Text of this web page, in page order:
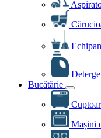
Bucătărie
Mașini